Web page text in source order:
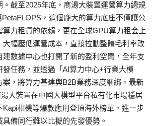
截至2025年底，商湯大裝置運營算力總規
，這個龐大的算力底座不僅讓公
算力租賃的依賴，更在全球GPU算力租金上
大幅壓低運營成本，直接拉動整體毛利率改
建數據中心也打開了新的盈利空間，全年支
發任務，並透過「AI算力中心+行業大模
案，將算力基建與B2B業務深度綑綁。最新
大裝置在中國大模型平台私有化市場穩居
Kapi相機等爆款應用登頂海外榜單，進一步
備同行難以比擬的先發優勢。